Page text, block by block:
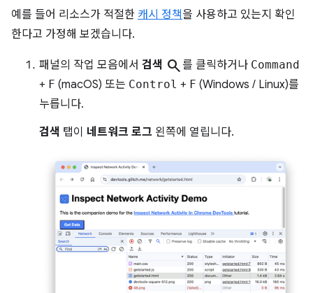
예를 들어 리소스가 적절한 캐시 정책을 사용하고 있는지 확인
한다고 가정해 보겠습니다.
패널의 작업 모음에서 검색 search를 클릭하거나 Command
+ F (macOS) 또는 Control + F (Windows / Linux)를
누릅니다.
검색 탭이 네트워크 로그 왼쪽에 열립니다.